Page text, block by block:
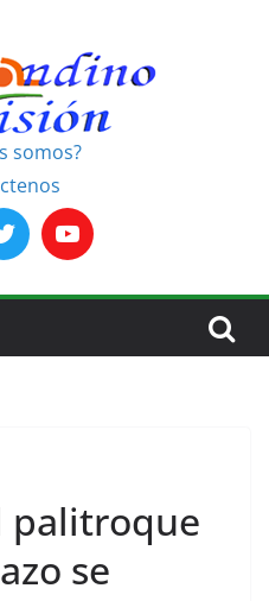
somos?
palitroque
se